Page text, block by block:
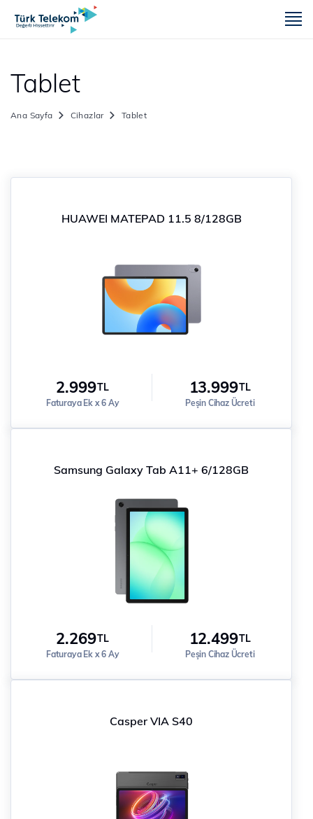
Tablet
Ana Sayfa Cihazlar Tablet
HUAWEI MATEPAD 11.5 8/128GB
2.999TL
Faturaya Ek x 6 Ay
13.999TL
Peşin Cihaz Ücreti
Samsung Galaxy Tab A11+ 6/128GB
2.269TL
Faturaya Ek x 6 Ay
12.499TL
Peşin Cihaz Ücreti
Casper VIA S40